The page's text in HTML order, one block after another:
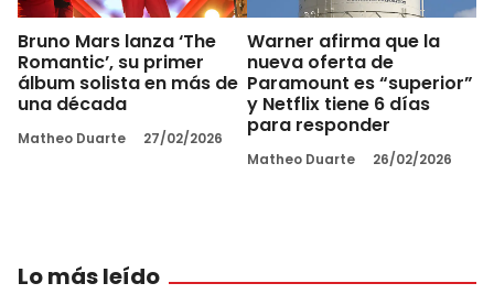
Bruno Mars lanza ‘The
Romantic’, su primer
álbum solista en más de
una década
Matheo Duarte 27/02/2026
Warner afirma que la
nueva oferta de
Paramount es “superior”
y Netflix tiene 6 días
para responder
Matheo Duarte 26/02/2026
Lo más leído